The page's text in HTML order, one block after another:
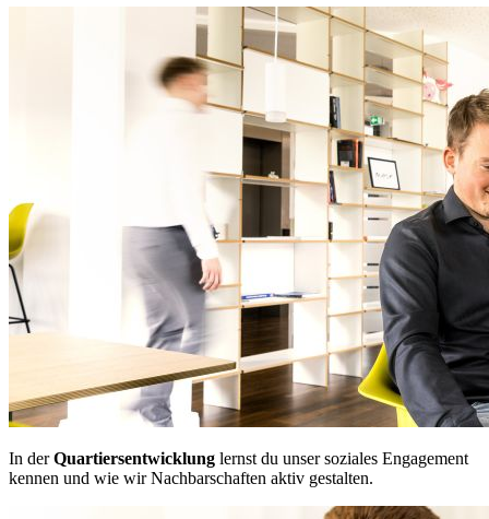
In derQuartiersentwicklung lernst du unser soziales Engagement
kennen und wie wir Nachbarschaften aktiv gestalten.